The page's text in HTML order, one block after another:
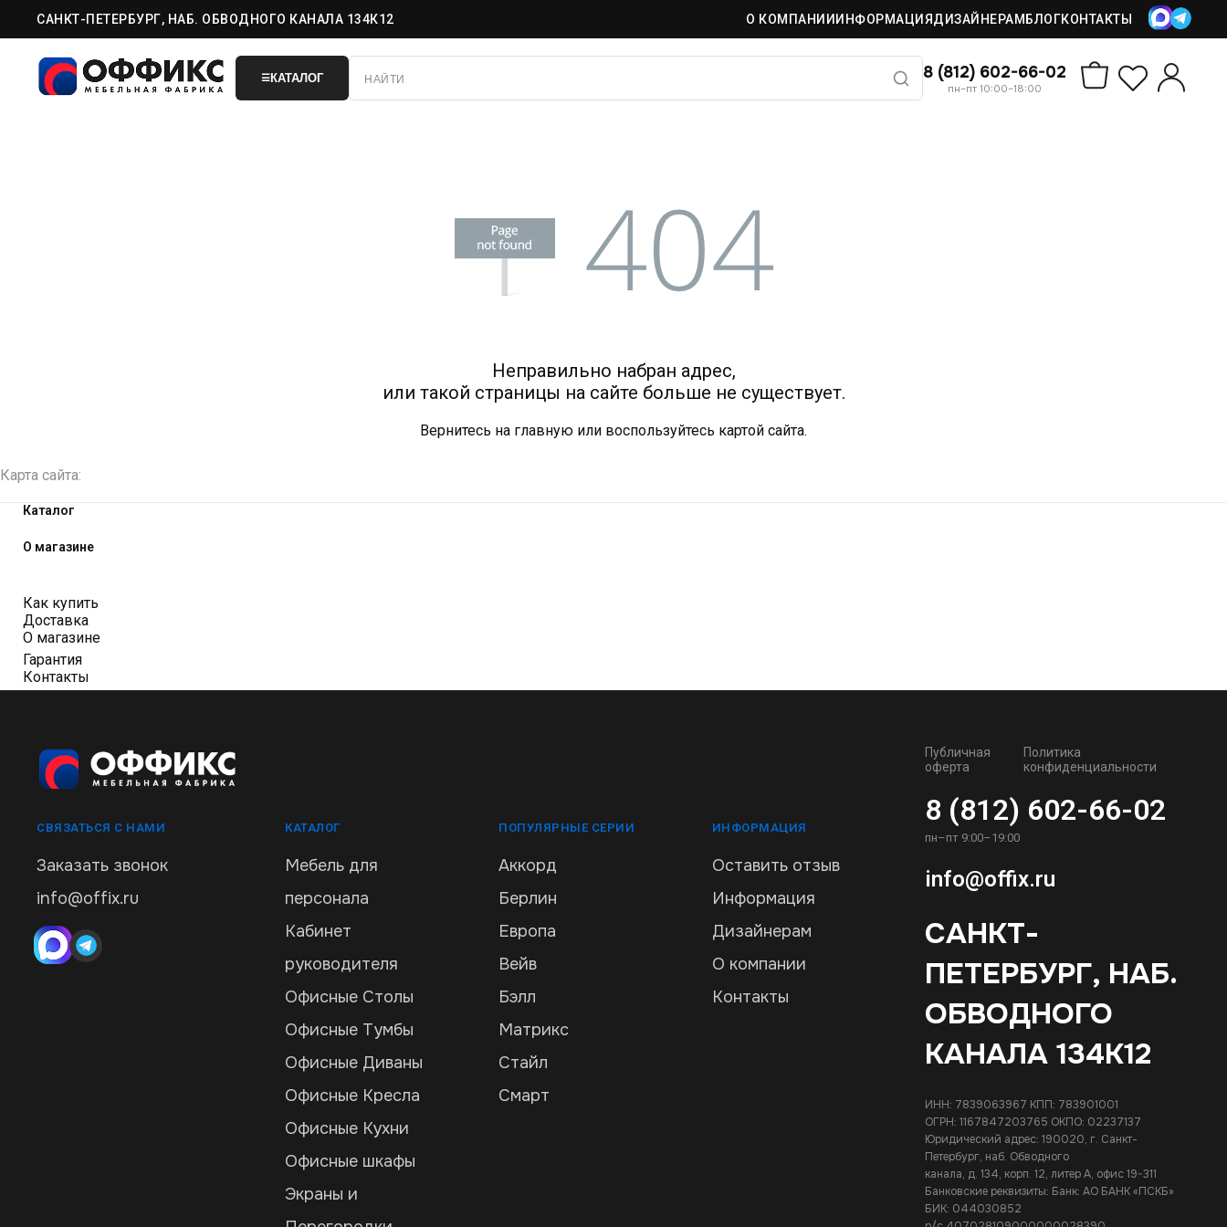
САНКТ-ПЕТЕРБУРГ, НАБ. ОБВОДНОГО КАНАЛА 134К12 О КОМПАНИИ ИНФОРМАЦИЯДИЗАЙНЕРАМ БЛОГКОНТАКТЫ
☰КАТАЛОГ 8 (812) 602-66-02
пн–пт 10:00–18:00
Неправильно набран адрес,
или такой страницы на сайте больше не существует.
Вернитесь на главную или воспользуйтесь картой сайта.
Карта сайта:
Каталог
О магазине
Как купить
Доставка
О магазине
Гарантия
Контакты
СВЯЗАТЬСЯ С НАМИ
Заказать звонок
info@offix.ru
КАТАЛОГ
Мебель для
персонала
Кабинет
руководителя
Офисные Столы
Офисные Тумбы
Офисные Диваны
Офисные Кресла
Офисные Кухни
Офисные шкафы
Экраны и
ПОПУЛЯРНЫЕ СЕРИИ
Аккорд
Берлин
Европа
Вейв
Бэлл
Матрикс
Стайл
Смарт
ИНФОРМАЦИЯ
Оставить отзыв
Информация
Дизайнерам
О компании
Контакты
Публичная
оферта
Политика
конфиденциальности
8 (812) 602-66-02
пн–пт 9:00–19:00
info@offix.ru
САНКТ-
ПЕТЕРБУРГ, НАБ.
ОБВОДНОГО
КАНАЛА 134К12
ИНН: 7839063967 КПП: 783901001
ОГРН: 1167847203765 ОКПО: 02237137
Юридический адрес: 190020, г. Санкт-
Петербург, наб. Обводного
канала, д. 134, корп. 12, литер А, офис 19-311
Банковские реквизиты: Банк: АО БАНК «ПСКБ»
БИК: 044030852